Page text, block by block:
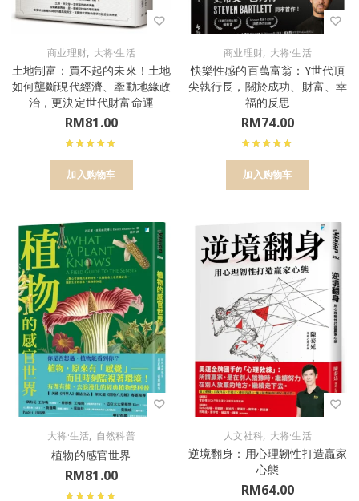
商业理财, 大将·生活
土地制富：買不起的未來！土地
如何壟斷現代經濟、牽動地緣政
治，更決定世代財富命運
RM81.00
加入购物车
商业理财, 大将·生活
快樂性感的百萬富翁：Y世代頂
尖執行長，關於成功、財富、幸
福的反思
RM74.00
加入购物车
大将·生活, 自然科普
植物的感官世界
RM81.00
人文社科, 大将·生活
逆境翻身：用心理韌性打造贏家
心態
RM64.00